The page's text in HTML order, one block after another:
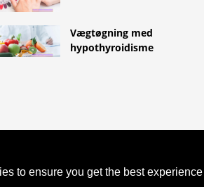
to ensure you get the best
Vægtøgning med
hypothyroidisme
"DZWONKÓWKA" I SZCZAWNICA-ZDRÓJ